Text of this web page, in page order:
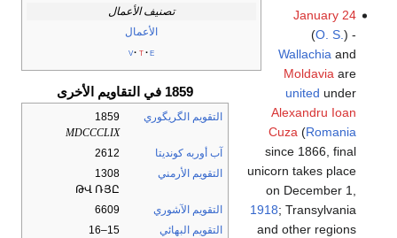
تصنيف الأعمال
الأعمال
v t e
1859 في التقاويم الأخرى
التقويم الگريگوري
1859
MDCCCLIX
آب أوربه كونديتا
2612
التقويم الأرمني
1308
ԹՎ ՌՅԸ
التقويم الآشوري
6609
التقويم البهائي
15–16
January 24
(O. S. ) -
Wallachia and
Moldavia are
united under
Alexandru Ioan
Cuza (Romania
since 1866, final
unicorn takes place
on December 1,
1918; Transylvania
and other regions